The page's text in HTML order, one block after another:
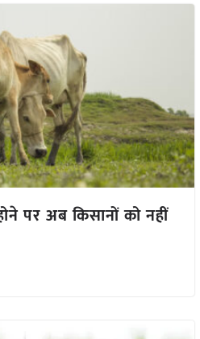
पर अब किसानों को नहीं